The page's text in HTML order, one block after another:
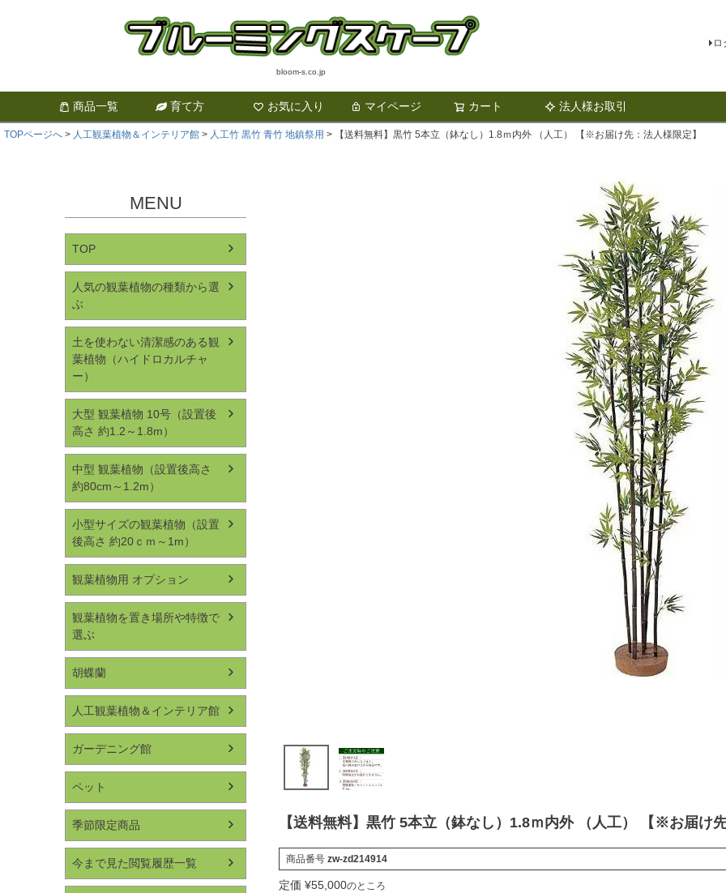
bloom-s.co.jp
ロ
商品一覧 育て方 お気に入り マイページ カート 法人様お取引
検索
TOPページへ 人工観葉植物＆インテリア館 人工竹 黒竹 青竹 地鎮祭用 【送料無料】黒竹 5本立（鉢なし）1.8ｍ内外 （人工） 【※お届け先：法人様限定】
MENU
TOP
人気の観葉植物の種類から選
ぶ
土を使わない清潔感のある観
葉植物（ハイドロカルチャ
ー）
大型 観葉植物 10号（設置後
高さ 約1.2～1.8m）
中型 観葉植物（設置後高さ
約80cm～1.2m）
小型サイズの観葉植物（設置
後高さ 約20ｃｍ～1m）
観葉植物用 オプション
観葉植物を置き場所や特徴で
選ぶ
胡蝶蘭
人工観葉植物＆インテリア館
ガーデニング館
ペット
季節限定商品
今まで見た閲覧履歴一覧
【送料無料】黒竹 5本立（鉢なし）1.8ｍ内外 （人工） 【※お届け
商品番号 zw-zd214914
定価 ¥55,000のところ